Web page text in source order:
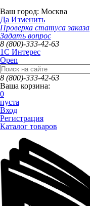
Ваш город: Москва
Да Изменить
Проверка статуса заказа
Задать вопрос
8 (800)-333-42-63
1C Интерес
Open
8 (800)-333-42-63
Ваша корзина:
0
пуста
Вход
Регистрация
Каталог товаров